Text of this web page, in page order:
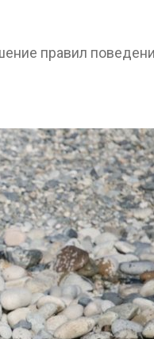
правил
года
природными
Авг 7, 2026
экономить воду
Авг 7, 2026